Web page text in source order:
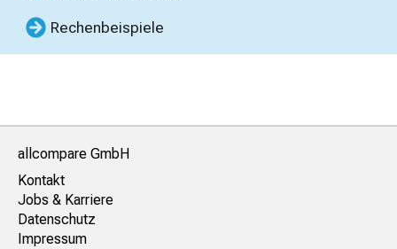
Rechenbeispiele
allcompare GmbH
Kontakt
Jobs & Karriere
Datenschutz
Impressum